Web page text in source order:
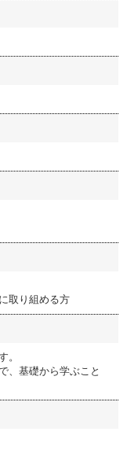
取り組める方
。
、基礎から学ぶこと